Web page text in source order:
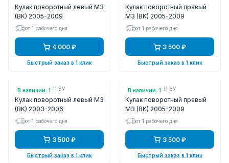
Кулак поворотный левый M3
(BK) 2005-2009
от 1 рабочего дня
4 000 ₽
Быстрый заказ в 1 клик
Кулак поворотный правый
M3 (BK) 2005-2009
от 1 рабочего дня
3 500 ₽
Быстрый заказ в 1 клик
В наличии: 1
Арт.: BP4L33031 БУ
Кулак поворотный левый M3
(BK) 2003-2006
от 1 рабочего дня
3 500 ₽
Быстрый заказ в 1 клик
В наличии: 1
Арт.: BR5S33021 БУ
Кулак поворотный правый
M3 (BK) 2005-2009
от 1 рабочего дня
3 500 ₽
Быстрый заказ в 1 клик